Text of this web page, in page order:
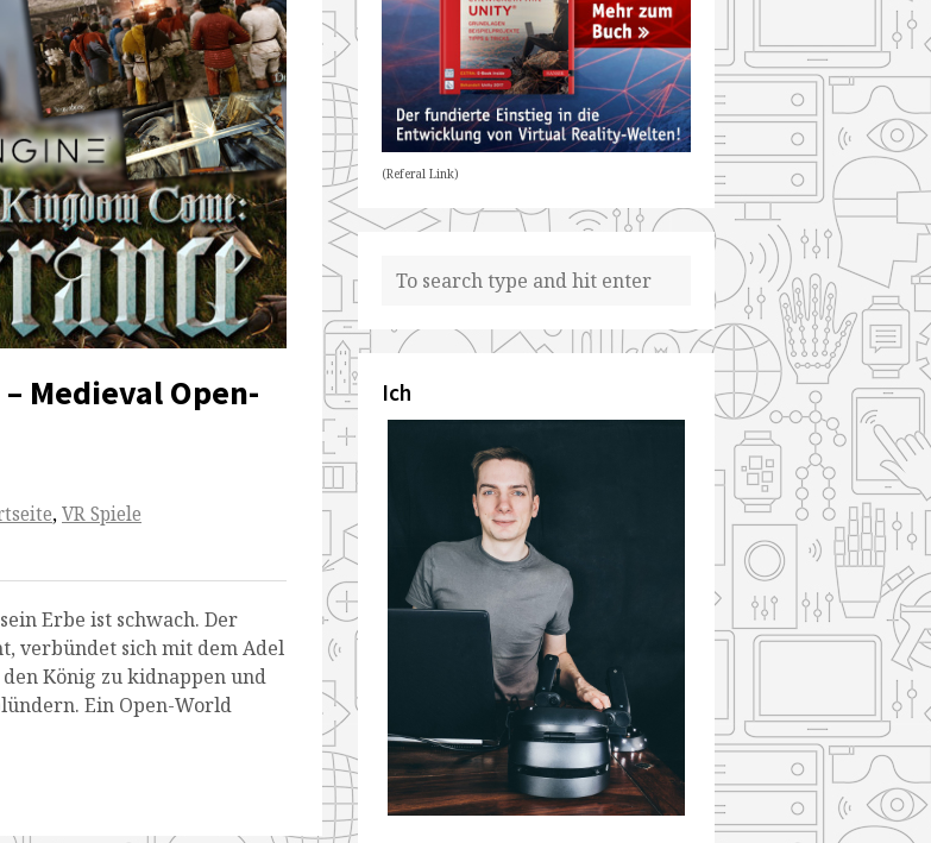
Medieval Open-
,VR Spiele
Erbe ist schwach. Der
verbündet sich mit dem Adel
König zu kidnappen und
Ein Open-World
(Referal Link)
Ich